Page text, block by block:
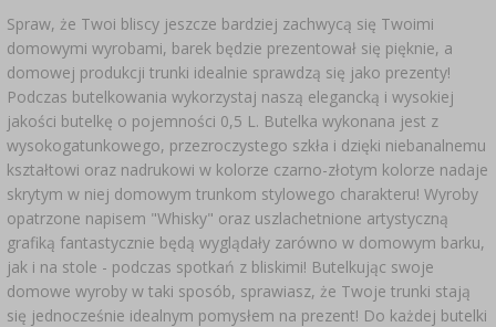
Spraw, że Twoi bliscy jeszcze bardziej zachwycą się Twoimi
domowymi wyrobami, barek będzie prezentował się pięknie, a
domowej produkcji trunki idealnie sprawdzą się jako prezenty!
Podczas butelkowania wykorzystaj naszą elegancką i wysokiej
jakości butelkę o pojemności 0,5 L. Butelka wykonana jest z
wysokogatunkowego, przezroczystego szkła i dzięki niebanalnemu
kształtowi oraz nadrukowi w kolorze czarno-złotym kolorze nadaje
skrytym w niej domowym trunkom stylowego charakteru! Wyroby
opatrzone napisem "Whisky" oraz uszlachetnione artystyczną
grafiką fantastycznie będą wyglądały zarówno w domowym barku,
jak i na stole - podczas spotkań z bliskimi! Butelkując swoje
domowe wyroby w taki sposób, sprawiasz, że Twoje trunki stają
się jednocześnie idealnym pomysłem na prezent! Do każdej butelki